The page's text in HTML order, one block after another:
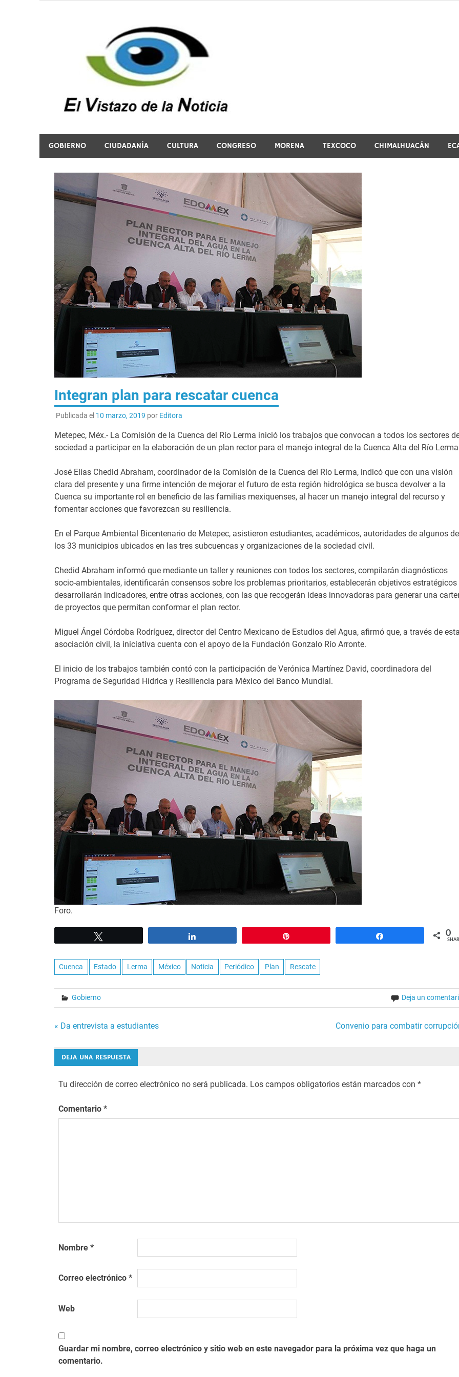
GOBIERNO CIUDADANÍA CULTURA CONGRESO MORENA TEXCOCO CHIMALHUACÁN
Integran plan para rescatar cuenca
Publicada el 10 marzo, 2019 por Editora
Metepec, Méx.- La Comisión de la Cuenca del Río Lerma inició los trabajos que convocan a todos los sectores
sociedad a participar en la elaboración de un plan rector para el manejo integral de la Cuenca Alta del Río
José Elías Chedid Abraham, coordinador de la Comisión de la Cuenca del Río Lerma, indicó que con una visión
clara del presente y una firme intención de mejorar el futuro de esta región hidrológica se busca devolver a la
Cuenca su importante rol en beneficio de las familias mexiquenses, al hacer un manejo integral del recurso y
fomentar acciones que favorezcan su resiliencia.
En el Parque Ambiental Bicentenario de Metepec, asistieron estudiantes, académicos, autoridades de algunos de
los 33 municipios ubicados en las tres subcuencas y organizaciones de la sociedad civil.
Chedid Abraham informó que mediante un taller y reuniones con todos los sectores, compilarán diagnósticos
socio-ambientales, identificarán consensos sobre los problemas prioritarios, establecerán objetivos estratégicos
desarrollarán indicadores, entre otras acciones, con las que recogerán ideas innovadoras para generar una
de proyectos que permitan conformar el plan rector.
Miguel Ángel Córdoba Rodríguez, director del Centro Mexicano de Estudios del Agua, afirmó que, a través de esta
asociación civil, la iniciativa cuenta con el apoyo de la Fundación Gonzalo Río Arronte.
El inicio de los trabajos también contó con la participación de Verónica Martínez David, coordinadora del
Programa de Seguridad Hídrica y Resiliencia para México del Banco Mundial.
Foro.
0
Cuenca Estado Lerma México Noticia Periódico Plan Rescate
Gobierno Deja un
Navegación
de
entradas
« Da entrevista a estudiantes Convenio para combatir
DEJA UNA RESPUESTA
Tu dirección de correo electrónico no será publicada. Los campos obligatorios están marcados con *
Comentario *
Nombre *
Correo electrónico *
Web
Guardar mi nombre, correo electrónico y sitio web en este navegador para la próxima vez que haga un
comentario.